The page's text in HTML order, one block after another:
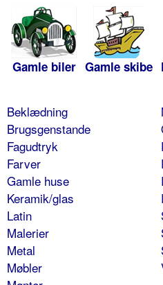
Gamle biler Gamle skibe
Beklædning
Brugsgenstande
Fagudtryk
Farver
Gamle huse
Keramik/glas
Latin
Malerier
Metal
Møbler